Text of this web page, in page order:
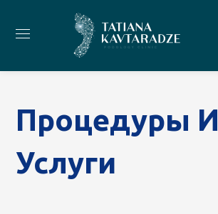
Процедуры И
Услуги